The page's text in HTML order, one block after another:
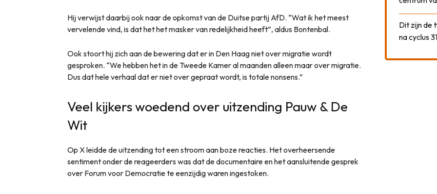
Hij verwijst daarbij ook naar de opkomst van de Duitse partij AfD. “Wat ik het meest
vervelende vind, is dat het het masker van redelijkheid heeft”, aldus Bontenbal.
Ook stoort hij zich aan de bewering dat er in Den Haag niet over migratie wordt
gesproken. “We hebben het in de Tweede Kamer al maanden alleen maar over migratie.
Dus dat hele verhaal dat er niet over gepraat wordt, is totale nonsens.”
Veel kijkers woedend over uitzending Pauw & De
Wit
Op X leidde de uitzending tot een stroom aan boze reacties. Het overheersende
sentiment onder de reageerders was dat de documentaire en het aansluitende gesprek
over Forum voor Democratie te eenzijdig waren ingestoken.
Dit zijn de
na cyclus 31